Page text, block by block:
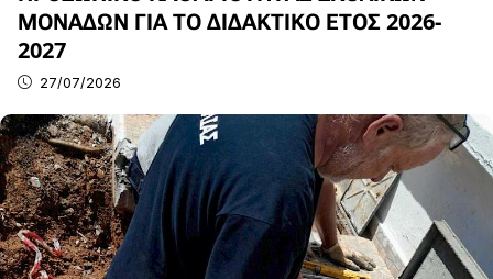
ΜΟΝΑΔΩΝ ΓΙΑ ΤΟ ΔΙΔΑΚΤΙΚΟ ΕΤΟΣ 2026-
2027
27/07/2026